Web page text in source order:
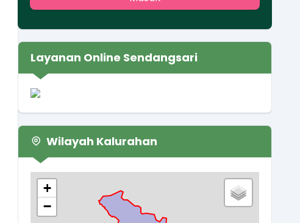
Layanan Online Sendangsari
Wilayah Kalurahan
+
−